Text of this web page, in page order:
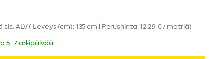
sis. ALV ( Leveys (cm): 135 cm | Perushinta 12,29 € / metriä)
5–7 arkipäivää